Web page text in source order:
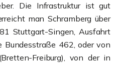
Die Infrastruktur ist gut
man Schramberg über
Stuttgart-Singen, Ausfahrt
462, oder von
Freiburg), von der in